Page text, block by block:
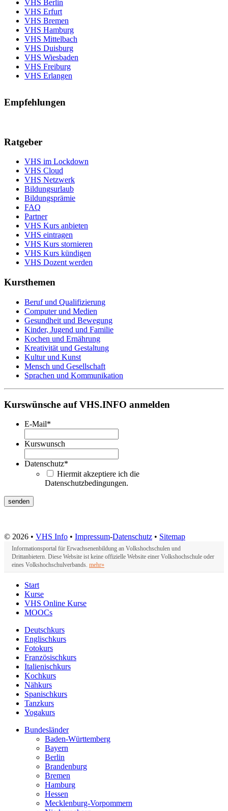
VHS Berlin
VHS Erfurt
VHS Bremen
VHS Hamburg
VHS Mittelbach
VHS Duisburg
VHS Wiesbaden
VHS Freiburg
VHS Erlangen
Empfehlungen
Ratgeber
VHS im Lockdown
VHS Cloud
VHS Netzwerk
Bildungsurlaub
Bildungsprämie
FAQ
Partner
VHS Kurs anbieten
VHS eintragen
VHS Kurs stornieren
VHS Kurs kündigen
VHS Dozent werden
Kursthemen
Beruf und Qualifizierung
Computer und Medien
Gesundheit und Bewegung
Kinder, Jugend und Familie
Kochen und Ernährung
Kreativität und Gestaltung
Kultur und Kunst
Mensch und Gesellschaft
Sprachen und Kommunikation
Kurswünsche auf VHS.INFO anmelden
E-Mail*
Kurswunsch
Datenschutz*
Hiermit akzeptiere ich die
Datenschutzbedingungen.
© 2026 • VHS Info • Impressum-Datenschutz • Sitemap
Informationsportal für Erwachsenenbildung an Volkshochschulen und
Drittanbietern. Diese Website ist keine offizielle Website einer Volkshochschule oder
eines Volkshochschulverbands. mehr»
Start
Kurse
VHS Online Kurse
MOOCs
Deutschkurs
Englischkurs
Fotokurs
Französischkurs
Italienischkurs
Kochkurs
Nähkurs
Spanischkurs
Tanzkurs
Yogakurs
Bundesländer
Baden-Württemberg
Bayern
Berlin
Brandenburg
Bremen
Hamburg
Hessen
Mecklenburg-Vorpommern